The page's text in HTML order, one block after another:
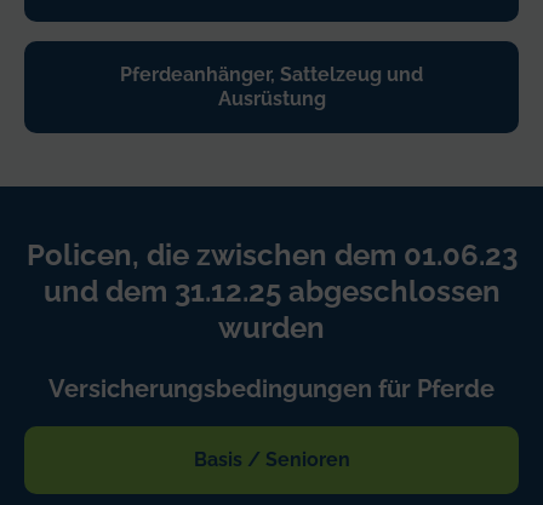
Pferdeanhänger, Sattelzeug und
Ausrüstung
Policen, die zwischen dem 01.06.23
und dem 31.12.25 abgeschlossen
wurden
Versicherungsbedingungen für Pferde
Basis / Senioren